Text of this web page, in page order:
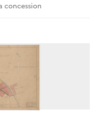
concession